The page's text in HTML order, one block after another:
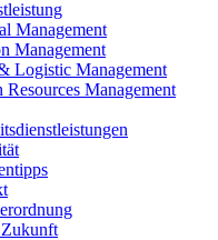
Management
Management
Logistic Management
Resources Management